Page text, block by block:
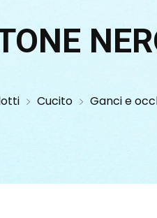
Cucito Ganci e